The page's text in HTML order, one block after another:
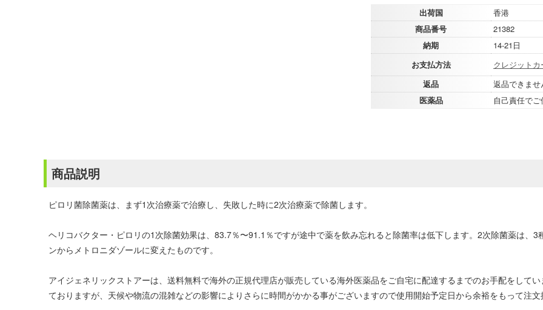
出荷国
香港
商品番号
21382
納期
14-21日
お支払方法
クレジットカ
返品
返品できま
医薬品
自己責任で
商品説明
ピロリ菌除菌薬は、まず1次治療薬で治療し、失敗した時に2次治療薬で除菌します。
ヘリコバクター・ピロリの1次除菌効果は、83.7％〜91.1％ですが途中で薬を飲み忘れると除菌率は低下します。2次除菌薬は、
ンからメトロニダゾールに変えたものです。
アイジェネリックストアーは、送料無料で海外の正規代理店が販売している海外医薬品をご自宅に配達するまでのお手配をして
ておりますが、天候や物流の混雑などの影響によりさらに時間がかかる事がございますので使用開始予定日から余裕をもって注文